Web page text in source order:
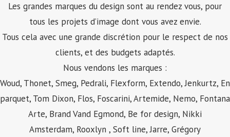
Les grandes marques du design sont au rendez vous, pour
tous les projets d’image dont vous avez envie.
Tous cela avec une grande discrétion pour le respect de nos
clients, et des budgets adaptés.
Nous vendons les marques :
Woud, Thonet, Smeg, Pedrali, Flexform, Extendo, Jenkurtz,
parquet, Tom Dixon, Flos, Foscarini, Artemide, Nemo, Fontana
Arte, Brand Vand Egmond, Be for design, Nikki
Amsterdam, Rooxlyn , Soft line, Jarre, Grégory